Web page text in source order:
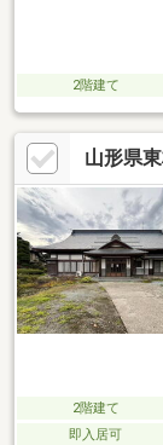
2階建て
山形県
2階建て
即入居可